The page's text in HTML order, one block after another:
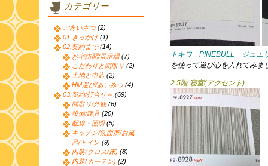
トキワ PINEBULL ジュエ
を使って遊び心を入れてみま
2.5階 寝室(アクセント)
カテゴリー
ごあいさつ (2)
01.きっかけ (1)
02.契約まで(14)
お宅訪問/展示場(7)
こだわりと間取り (2)
土地と申込 (2)
HM選び/あいみつ (4)
03.契約/打合せ～ (69)
間取り/外観 (6)
設備/建具 (20)
配線・照明(5)
キッチン/洗面所/お風
呂/トイレ (9)
内装(クロス/床) (8)
内装(カーテン) (2)